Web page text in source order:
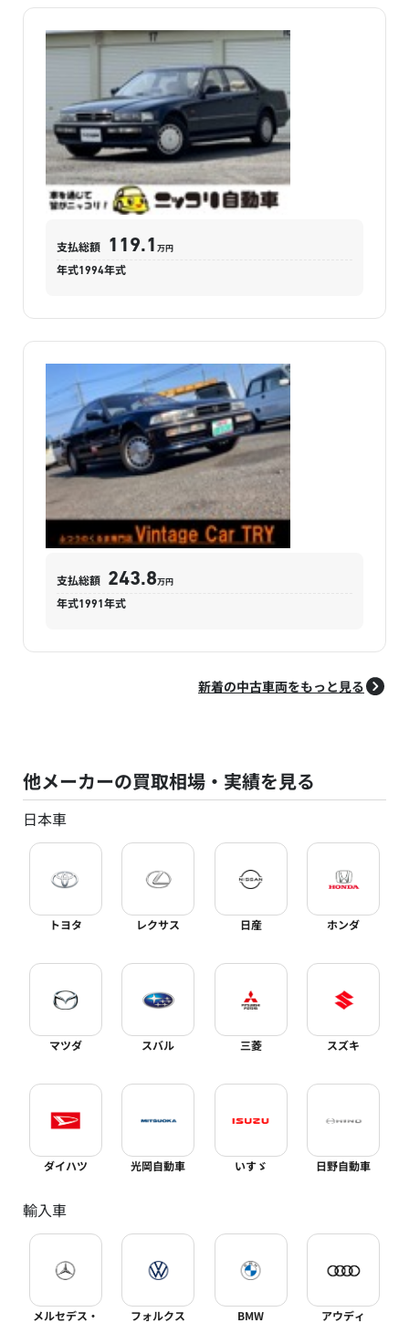
シャトル
65.9
MOTA査定実績
〜 200万円
一般買取・査定下取り相場
134.1万円
※2020年式（令和2年）買取相場
支払総額 119.1 万円
年式1994年式
支払総額 243.8万円
年式1991 年式
新着の中古車両をもっと見る
他メーカーの買取相場・実績を見る
日本車
トヨタ レクサス 日産 ホンダ
マツダ スバル 三菱 スズキ
ダイハツ 光岡自動車 いすゞ 日野自動車
輸入車
メルセデス・
フォルクス
BMW アウディ